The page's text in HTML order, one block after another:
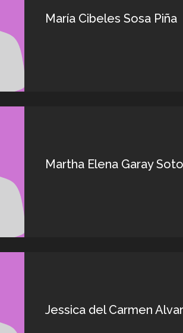
María Cibeles Sosa Piña
Martha Elena Garay Soto
Jessica del Carmen